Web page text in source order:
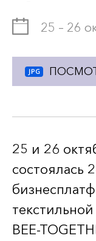
25 – 26
25 и 26
состоялась
BEE-